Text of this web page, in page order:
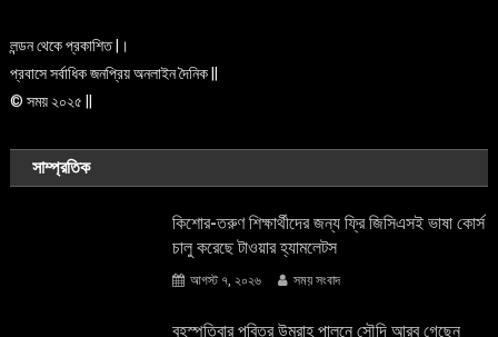
লন্ডন থেকে প্রকাশিত |।
প্রবাসে সর্বাধিক জনপ্রিয় অনলাইন দৈনিক ||
© সময় ২০২৫ ||
সাম্প্রতিক
কিশোর-তরুণ শিক্ষার্থীদের জন্য ফ্রি জিসিএসই ভাষা কোর্স
চালু করেছে টাওয়ার হ্যামলেটস
আগস্ট ৭, ২০২৬ সময় সংবাদ
বৃহস্পতিবার পবিত্র উমরাহ পালনে সৌদি আরব গেছেন